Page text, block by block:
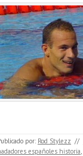
por: Rod Stylezz //
españoles historia,